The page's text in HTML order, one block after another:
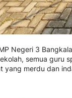
Negeri 3
semua guru
yang merdu dan